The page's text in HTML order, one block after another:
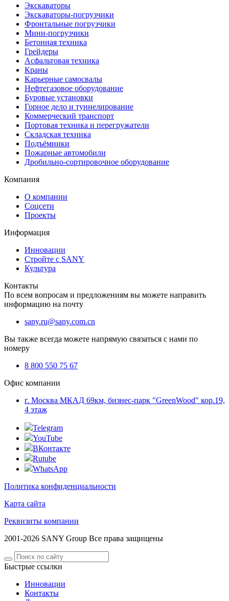
Экскаваторы
Экскаваторы-погрузчики
Фронтальные погрузчики
Мини-погрузчики
Бетонная техника
Грейдеры
Асфальтовая техника
Краны
Карьерные самосвалы
Нефтегазовое оборудование
Буровые установки
Горное дело и туннелирование
Коммерческий транспорт
Портовая техника и перегружатели
Складская техника
Подъёмники
Пожарные автомобили
Дробильно-сортировочное оборудование
Компания
О компании
Соцсети
Проекты
Информация
Инновации
Стройте с SANY
Культура
Контакты
По всем вопросам и предложениям вы можете направить
информацию на почту
sany.ru@sany.com.cn
Вы также всегда можете напрямую связаться с нами по
номеру
8 800 550 75 67
Офис компании
г. Москва МКАД 69км, бизнес-парк "GreenWood" кор.19,
4 этаж
Telegram
YouTube
ВКонтакте
Rutube
WhatsApp
Политика конфиденциальности
Карта сайта
Реквизиты компании
2001-2026 SANY Group Все права защищены
Быстрые ссылки
Инновации
Контакты